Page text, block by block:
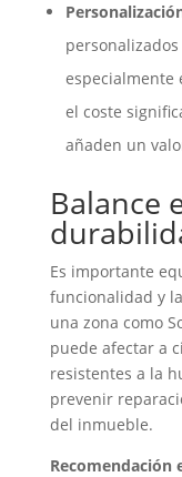
especialmente
el coste
añaden un
Balance
Es importante
funcionalidad y
una zona como
puede afectar a
resistentes a la
prevenir
del inmueble.
Recomendación